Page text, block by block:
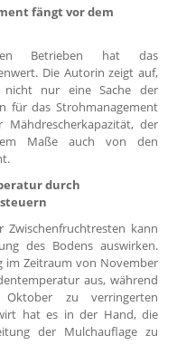
fängt vor dem
Betrieben hat das
Die Autorin zeigt auf,
nicht nur eine Sache der
für das Strohmanagement
der
Maße auch von den
durch
kann
des Bodens auswirken.
im Zeitraum von November
aus, während
zu verringerten
hat es in der Hand, die
der Mulchauflage zu